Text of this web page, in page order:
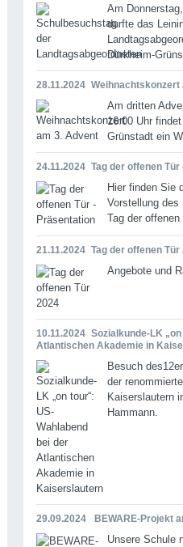
Am
durfte das
Dürkheim-
28.11.2024 Weihnachtskonzert
Am dritten
16:00 Uhr
Grünstadt ein
24.11.2024 Tag der offenen
Hier finden Sie
Vorstellung des
Tag der offenen
21.11.2024 Tag der offenen Tür
Angebote und
10.11.2024 Sozialkunde-LK
Atlantischen Akademie in
Besuch
der
Kaiserslautern
Hammann.
29.09.2024 BEWARE-Projekt
Unsere Schule